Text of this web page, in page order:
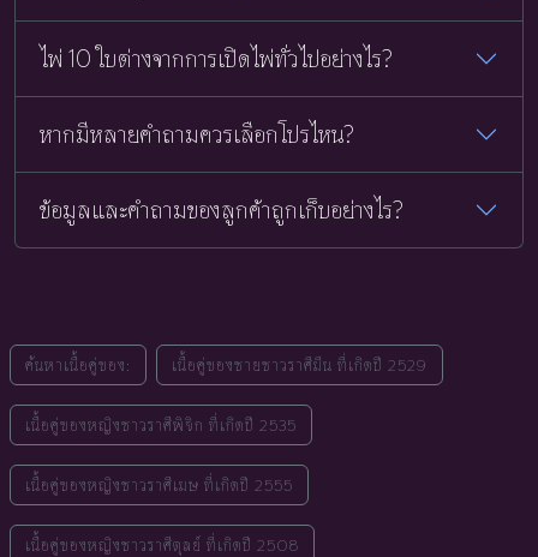
ไพ่ 10 ใบต่างจากการเปิดไพ่ทั่วไปอย่างไร?
หากมีหลายคำถามควรเลือกโปรไหน?
ข้อมูลและคำถามของลูกค้าถูกเก็บอย่างไร?
ค้นหาเนื้อคู่ของ: เนื้อคู่ของชายชาวราศีมีน ที่เกิดปี 2529
เนื้อคู่ของหญิงชาวราศีพิจิก ที่เกิดปี 2535
เนื้อคู่ของหญิงชาวราศีเมษ ที่เกิดปี 2555
เนื้อคู่ของหญิงชาวราศีตุลย์ ที่เกิดปี 2508